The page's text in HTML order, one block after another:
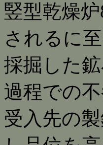
竪型乾燥
されるに至
採掘した
過程での
受入先の